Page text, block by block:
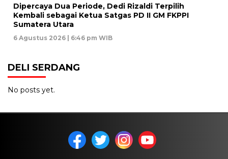
Dipercaya Dua Periode, Dedi Rizaldi Terpilih
Kembali sebagai Ketua Satgas PD II GM FKPPI
Sumatera Utara
6 Agustus 2026 | 6:46 pm WIB
DELI SERDANG
No posts yet.